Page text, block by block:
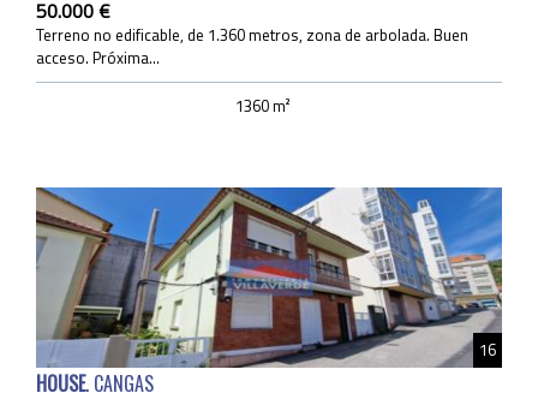
50.000 €
Terreno no edificable, de 1.360 metros, zona de arbolada. Buen
acceso. Próxima...
1360 m²
16
HOUSE. CANGAS